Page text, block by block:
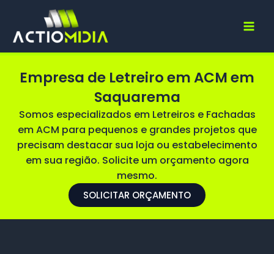
Empresa de Letreiro em ACM em
Saquarema
Somos especializados em Letreiros e Fachadas
em ACM para pequenos e grandes projetos que
precisam destacar sua loja ou estabelecimento
em sua região. Solicite um orçamento agora
mesmo.
SOLICITAR ORÇAMENTO